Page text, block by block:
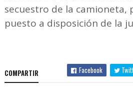
secuestro de la camioneta,
puesto a disposición de la
COMPARTIR Facebook